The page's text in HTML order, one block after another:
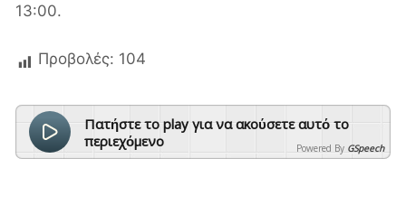
13:00.
Προβολές: 104
Πατήστε το play για να ακούσετε αυτό το
περιεχόμενο
Powered By GSpeech